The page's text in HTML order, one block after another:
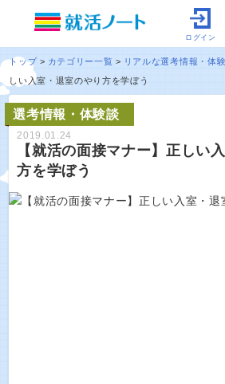
ログイン
トップ カテゴリー一覧 リアルな選考情報・体
しい入室・退室のやり方を学ぼう
選考情報・体験談
2019.01.24
【就活の面接マナー】正しい
方を学ぼう